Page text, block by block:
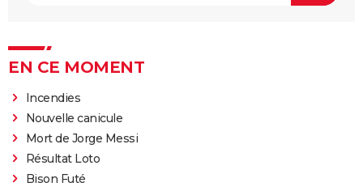
EN CE MOMENT
Incendies
Nouvelle canicule
Mort de Jorge Messi
Résultat Loto
Bison Futé